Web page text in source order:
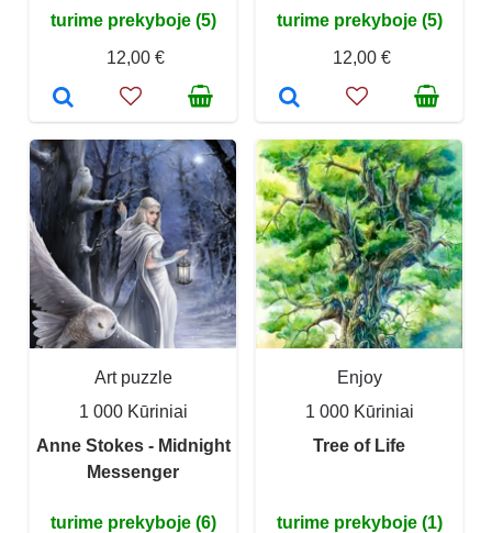
turime prekyboje (5)
12,00 €
turime prekyboje (5)
12,00 €
Art puzzle
1 000 Kūriniai
Anne Stokes - Midnight
Messenger
turime prekyboje (6)
Enjoy
1 000 Kūriniai
Tree of Life
turime prekyboje (1)